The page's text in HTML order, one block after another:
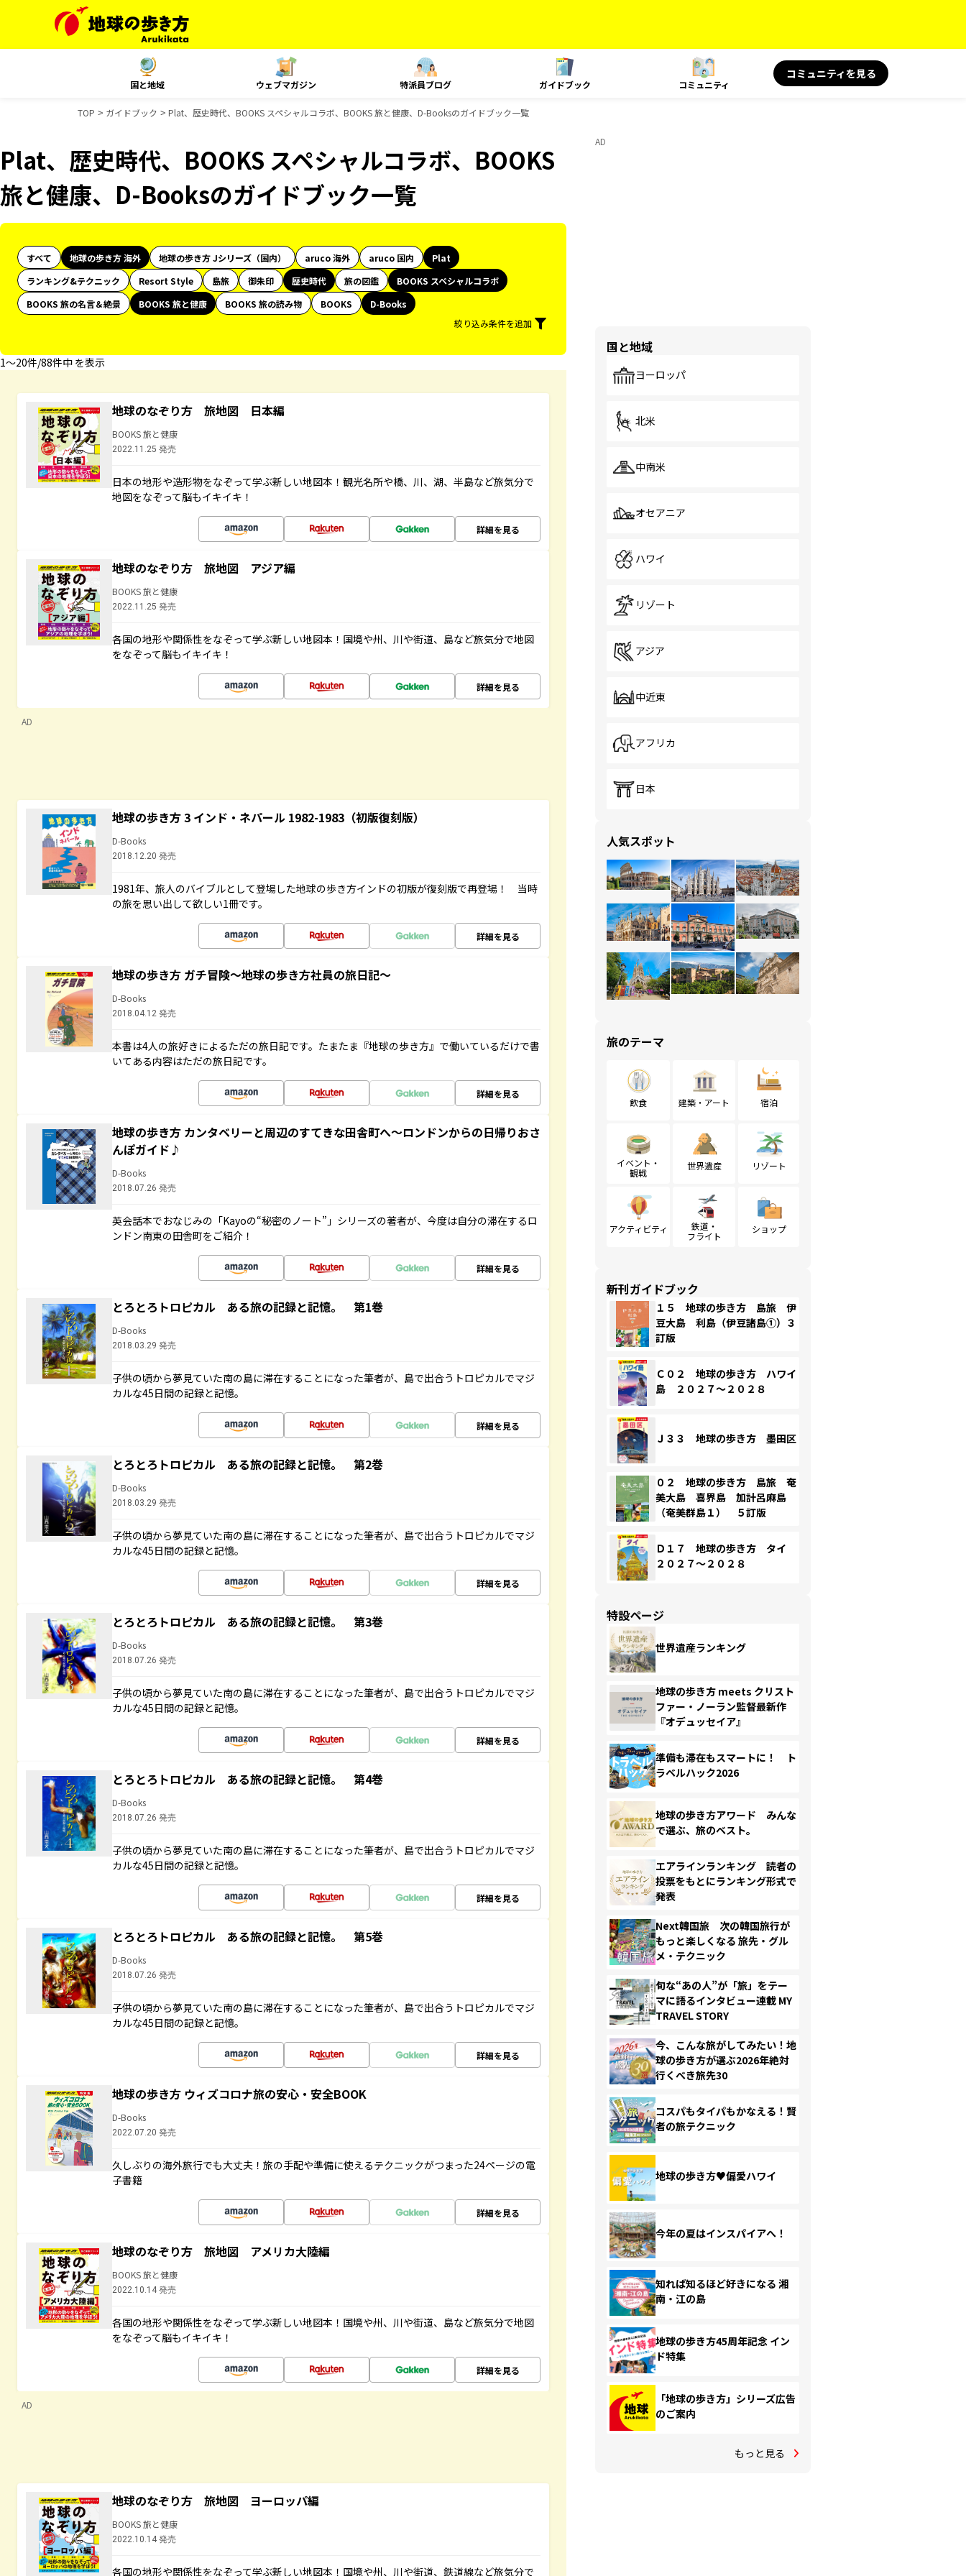
国と地域 ウェブマガジン 特派員ブログ ガイドブック コミュニティ
コミュニティを見る
TOP ガイドブック Plat、歴史時代、BOOKS スペシャルコラボ、BOOKS 旅と健康、D-Booksのガイドブック一覧
Plat、歴史時代、BOOKS スペシャルコラボ、BOOKS
旅と健康、D-Booksのガイドブック一覧
すべて 地球の歩き方 海外 地球の歩き方 Jシリーズ（国内） aruco 海外 aruco 国内
Plat
ランキング&テクニック
Resort Style 島旅 御朱印 歴史時代 旅の図鑑
BOOKS スペシャルコラボ
BOOKS 旅の名言＆絶景
BOOKS 旅と健康 BOOKS 旅の読み物 BOOKS
D-Books
絞り込み条件を追加
1〜20件/88件中 を表示
地球のなぞり方 旅地図 日本編
BOOKS 旅と健康
2022.11.25 発売
日本の地形や造形物をなぞって学ぶ新しい地図本！観光名所や橋、川、湖、半島など旅気分で
地図をなぞって脳もイキイキ！
詳細を見る
地球のなぞり方 旅地図 アジア編
BOOKS 旅と健康
2022.11.25 発売
各国の地形や関係性をなぞって学ぶ新しい地図本！国境や州、川や街道、島など旅気分で地図
をなぞって脳もイキイキ！
詳細を見る
AD
地球の歩き方 3 インド・ネパール 1982-1983（初版復刻版）
D-Books
2018.12.20 発売
1981年、旅人のバイブルとして登場した地球の歩き方インドの初版が復刻版で再登場！ 当時
の旅を思い出して欲しい1冊です。
詳細を見る
地球の歩き方 ガチ冒険～地球の歩き方社員の旅日記～
D-Books
2018.04.12 発売
本書は4人の旅好きによるただの旅日記です。たまたま『地球の歩き方』で働いているだけで書
いてある内容はただの旅日記です。
詳細を見る
地球の歩き方 カンタベリーと周辺のすてきな田舎町へ～ロンドンからの日帰りおさ
んぽガイド♪
D-Books
2018.07.26 発売
英会話本でおなじみの「Kayoの“秘密のノート”」シリーズの著者が、今度は自分の滞在するロ
ンドン南東の田舎町をご紹介！
詳細を見る
とろとろトロピカル ある旅の記録と記憶。 第1巻
D-Books
2018.03.29 発売
子供の頃から夢見ていた南の島に滞在することになった筆者が、島で出合うトロピカルでマジ
カルな45日間の記録と記憶。
詳細を見る
とろとろトロピカル ある旅の記録と記憶。 第2巻
D-Books
2018.03.29 発売
子供の頃から夢見ていた南の島に滞在することになった筆者が、島で出合うトロピカルでマジ
カルな45日間の記録と記憶。
詳細を見る
とろとろトロピカル ある旅の記録と記憶。 第3巻
D-Books
2018.07.26 発売
子供の頃から夢見ていた南の島に滞在することになった筆者が、島で出合うトロピカルでマジ
カルな45日間の記録と記憶。
詳細を見る
とろとろトロピカル ある旅の記録と記憶。 第4巻
D-Books
2018.07.26 発売
子供の頃から夢見ていた南の島に滞在することになった筆者が、島で出合うトロピカルでマジ
カルな45日間の記録と記憶。
詳細を見る
とろとろトロピカル ある旅の記録と記憶。 第5巻
D-Books
2018.07.26 発売
子供の頃から夢見ていた南の島に滞在することになった筆者が、島で出合うトロピカルでマジ
カルな45日間の記録と記憶。
詳細を見る
地球の歩き方 ウィズコロナ旅の安心・安全BOOK
D-Books
2022.07.20 発売
久しぶりの海外旅行でも大丈夫！旅の手配や準備に使えるテクニックがつまった24ページの電
子書籍
詳細を見る
地球のなぞり方 旅地図 アメリカ大陸編
BOOKS 旅と健康
2022.10.14 発売
各国の地形や関係性をなぞって学ぶ新しい地図本！国境や州、川や街道、島など旅気分で地図
をなぞって脳もイキイキ！
詳細を見る
AD
地球のなぞり方 旅地図 ヨーロッパ編
BOOKS 旅と健康
2022.10.14 発売
各国の地形や関係性をなぞって学ぶ新しい地図本！国境や州、川や街道、鉄道線など旅気分で
AD
国と地域
ヨーロッパ
北米
中南米
オセアニア
ハワイ
リゾート
アジア
中近東
アフリカ
日本
人気スポット
旅のテーマ
飲食 建築・アート 宿泊
イベント・
観戦
世界遺産 リゾート
アクティビティ
鉄道・
フライト
ショップ
新刊ガイドブック
１５ 地球の歩き方 島旅 伊
豆大島 利島（伊豆諸島①）３
訂版
Ｃ０２ 地球の歩き方 ハワイ
島 ２０２７～２０２８
Ｊ３３ 地球の歩き方 墨田区
０２ 地球の歩き方 島旅 奄
美大島 喜界島 加計呂麻島
（奄美群島１） ５訂版
Ｄ１７ 地球の歩き方 タイ
２０２７～２０２８
特設ページ
世界遺産ランキング
地球の歩き方 meets クリスト
ファー・ノーラン監督最新作
『オデュッセイア』
準備も滞在もスマートに！ ト
ラベルハック2026
地球の歩き方アワード みんな
で選ぶ、旅のベスト。
エアラインランキング 読者の
投票をもとにランキング形式で
発表
Next韓国旅 次の韓国旅行が
もっと楽しくなる 旅先・グル
メ・テクニック
旬な“あの人”が「旅」をテー
マに語るインタビュー連載 MY
TRAVEL STORY
今、こんな旅がしてみたい！地
球の歩き方が選ぶ2026年絶対
行くべき旅先30
コスパもタイパもかなえる！賢
者の旅テクニック
地球の歩き方♥偏愛ハワイ
今年の夏はインスパイアへ！
知れば知るほど好きになる 湘
南・江の島
地球の歩き方45周年記念 イン
ド特集
「地球の歩き方」シリーズ広告
のご案内
もっと見る